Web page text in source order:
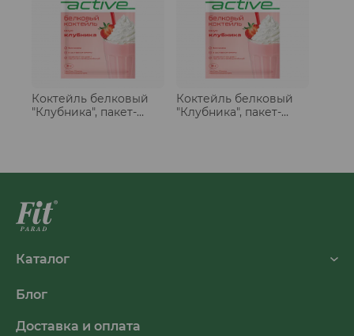
Коктейль белковый
"Клубника", пакет-
Коктейль белковый
"Клубника", пакет-
Каталог
Блог
Доставка и оплата